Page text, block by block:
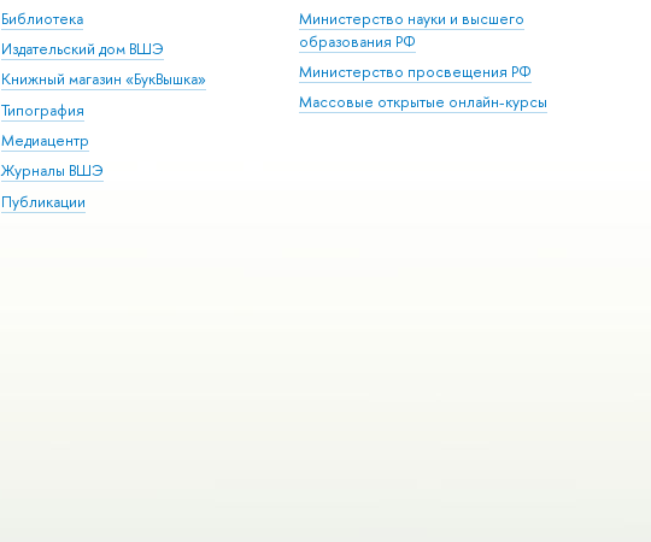
Библиотека
Издательский дом ВШЭ
Книжный магазин «БукВышка»
Типография
Медиацентр
Журналы ВШЭ
Публикации
Министерство науки и высшего
образования РФ
Министерство просвещения РФ
Массовые открытые онлайн-курсы